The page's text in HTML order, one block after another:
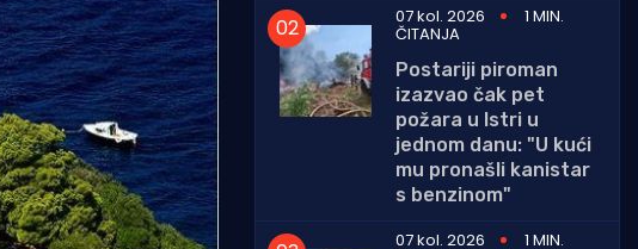
07 kol. 2026
1 MIN.
ČITANJA
Postariji piroman
izazvao čak pet
požara u Istri u
jednom danu: "U kući
mu pronašli kanistar
s benzinom"
07 kol. 2026
1 MIN.